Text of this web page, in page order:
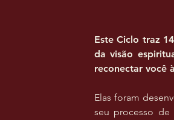
Este Ciclo traz
da visão
reconectar você
Elas foram
seu processo